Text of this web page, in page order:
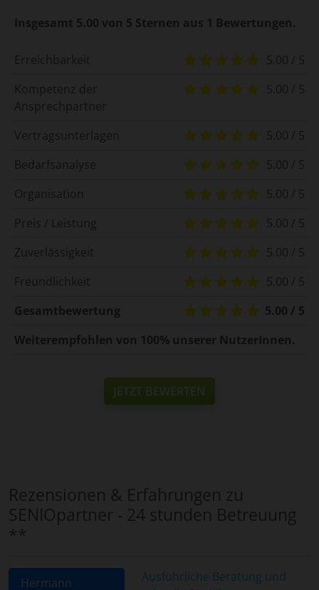
Insgesamt 5.00 von 5 Sternen aus 1 Bewertungen.
Erreichbarkeit
5.00 / 5
Kompetenz der
Ansprechpartner
5.00 / 5
Vertragsunterlagen
5.00 / 5
Bedarfsanalyse
5.00 / 5
Organisation
5.00 / 5
Preis / Leistung
5.00 / 5
Zuverlässigkeit
5.00 / 5
Freundlichkeit
5.00 / 5
Gesamtbewertung
5.00 / 5
Weiterempfohlen von 100% unserer NutzerInnen.
JETZT BEWERTEN
Rezensionen & Erfahrungen zu
SENIOpartner - 24 stunden Betreuung
**
Hermann
Ausführliche Beratung und